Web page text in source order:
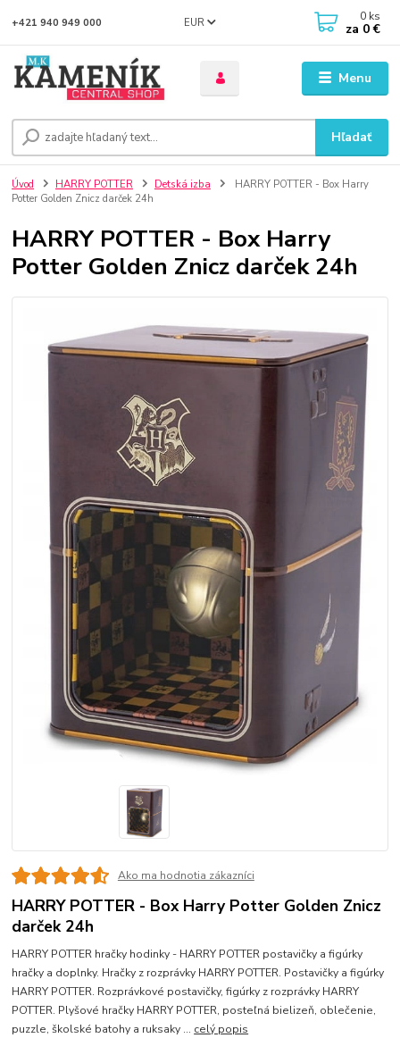
Menu
EUR
Hľadať
+421 940 949 000 0 ks
za 0 €
Úvod HARRY POTTER Detská izba
HARRY POTTER - Box Harry
Potter Golden Znicz darček 24h
HARRY POTTER - Box Harry
Potter Golden Znicz darček 24h
Ako ma hodnotia zákazníci
HARRY POTTER - Box Harry Potter Golden Znicz
darček 24h
HARRY POTTER hračky hodinky - HARRY POTTER postavičky a figúrky
hračky a doplnky. Hračky z rozprávky HARRY POTTER. Postavičky a figúrky
HARRY POTTER. Rozprávkové postavičky, figúrky z rozprávky HARRY
POTTER. Plyšové hračky HARRY POTTER, posteľná bielizeň, oblečenie,
puzzle, školské batohy a ruksaky ... celý popis